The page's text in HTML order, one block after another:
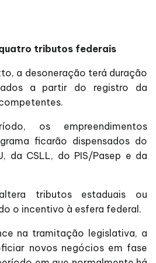
tributos federais
a desoneração terá duração
a partir do registro da
os empreendimentos
ficarão dispensados do
da CSLL, do PIS/Pasep e da
tributos estaduais ou
o incentivo à esfera federal.
na tramitação legislativa, a
novos negócios em fase